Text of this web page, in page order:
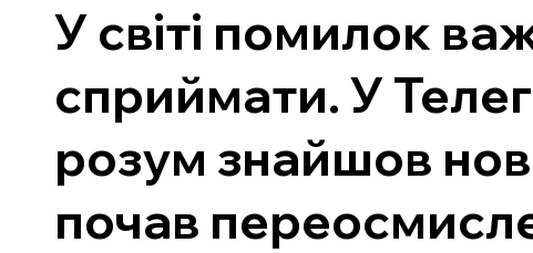
У світі помилок
сприймати. У
розум знайшов
почав